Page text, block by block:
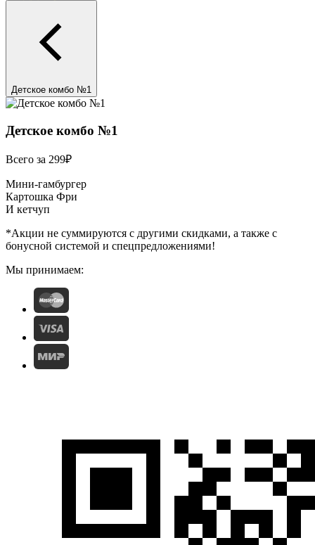
Детское комбо №1
Детское комбо №1
Всего за 299₽
Мини-гамбургер
Картошка Фри
И кетчуп
*Акции не суммируются с другими скидками, а также с
бонусной системой и спецпредложениями!
Мы принимаем: